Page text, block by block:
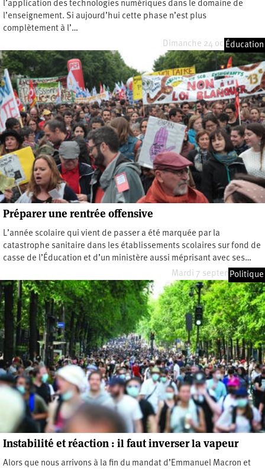
l’application des technologies numériques dans le domaine de
l’enseignement. Si aujourd’hui cette phase n’est plus
complètement à l’…
Dimanche 24 octobre 2021
Éducation
Préparer une rentrée offensive
L’année scolaire qui vient de passer a été marquée par la
catastrophe sanitaire dans les établissements scolaires sur fond de
casse de l’Éducation et d’un ministère aussi méprisant avec ses…
Mardi 7 septembre 2021
Politique
Instabilité et réaction : il faut inverser la vapeur
Alors que nous arrivons à la fin du mandat d’Emmanuel Macron et